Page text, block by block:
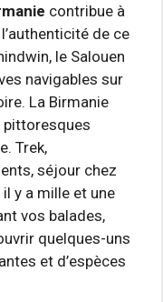
contribue à
de ce
le Salouen
navigables sur
La Birmanie
pittoresques
Trek,
séjour chez
y a mille et une
vos balades,
quelques-uns
et d’espèces